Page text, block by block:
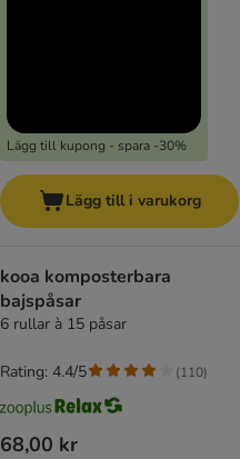
Lägg till kupong - spara -30%
Lägg till i varukorg
kooa komposterbara
bajspåsar
6 rullar à 15 påsar
68,00 kr
Rating: 4.4/5 (110)